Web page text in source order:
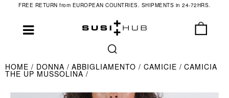
FREE RETURN from EUROPEAN COUNTRIES. SHIPMENTS in 24-72HRS.
HOME DONNA ABBIGLIAMENTO CAMICIE CAMICIA
THE UP MUSSOLINA